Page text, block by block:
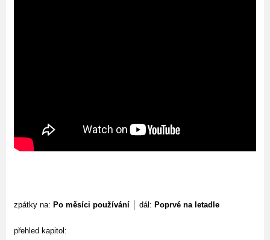
zpátky na: Po měsíci používání │ dál: Poprvé na letadle
přehled kapitol: